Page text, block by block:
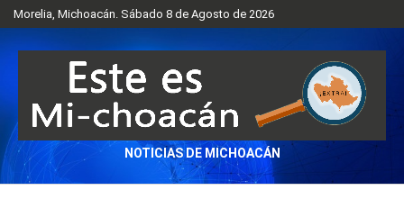
Morelia, Michoacán. Sábado 8 de Agosto de 2026
NOTICIAS DE MICHOACÁN